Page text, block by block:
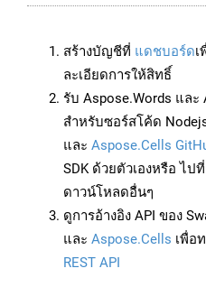
สร้างบัญชีที่ แดชบอร์ด
ละเอียดการให้สิทธิ์
รับ Aspose.Words และ
สำหรับซอร์สโค้ด
และ Aspose.Cells
SDK ด้วยตัวเองหรือ ไปที่
ดาวน์โหลดอื่นๆ
ดูการอ้างอิง API ของ
และ Aspose.Cells เพื่อ
REST API